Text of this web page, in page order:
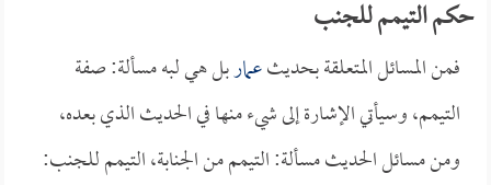
حكم التيمم للجنب
فمن المسائل المتعلقة بحديثعماربل هي لبه مسألة: صفة
التيمم، وسيأتي الإشارة إلى شيء منها في الحديث الذي بعده،
ومن مسائل الحديث مسألة: التيمم من الجنابة، التيمم للجنب: